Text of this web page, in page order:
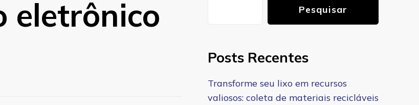
eletrônico
Pesquisar
Posts Recentes
Transforme seu lixo em recursos
valiosos: coleta de materiais recicláveis